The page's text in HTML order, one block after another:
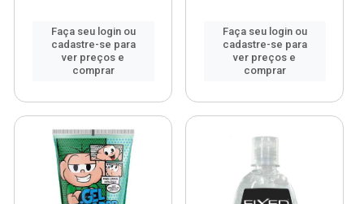
Faça seu login ou
cadastre-se para
ver preços e
comprar
Faça seu login ou
cadastre-se para
ver preços e
comprar